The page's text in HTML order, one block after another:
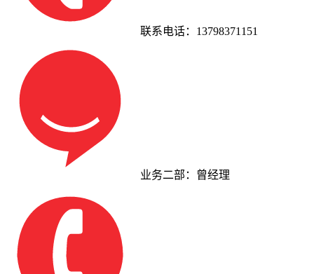
联系电话：13798371151
业务二部：曾经理